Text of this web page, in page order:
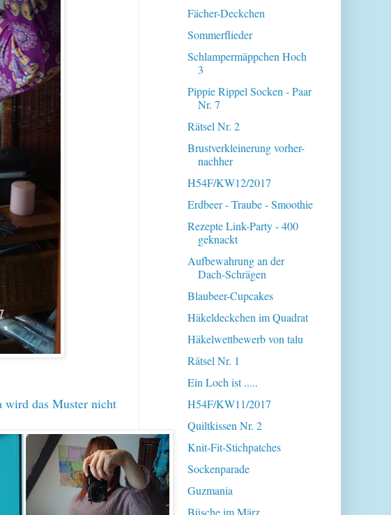
wird das Muster nicht
Fächer-Deckchen
Sommerflieder
Schlampermäppchen Hoch
3
Pippie Rippel Socken - Paar
Nr. 7
Rätsel Nr. 2
Brustverkleinerung vorher-
nachher
H54F/KW12/2017
Erdbeer - Traube - Smoothie
Rezepte Link-Party - 400
geknackt
Aufbewahrung an der
Dach-Schrägen
Blaubeer-Cupcakes
Häkeldeckchen im Quadrat
Häkelwettbewerb von talu
Rätsel Nr. 1
Ein Loch ist .....
H54F/KW11/2017
Quiltkissen Nr. 2
Knit-Fit-Stichpatches
Sockenparade
Guzmania